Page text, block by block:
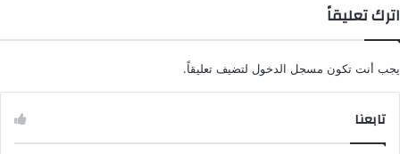
اترك تعليقاً
يجب أنت تكون مسجل الدخول لتضيف تعليقاً.
تابعنا